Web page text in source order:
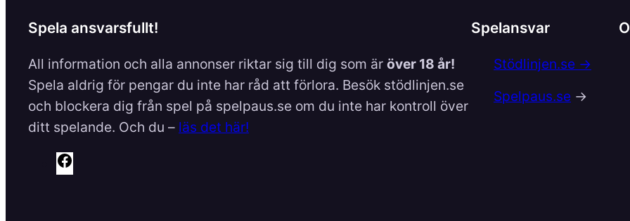
Spela ansvarsfullt!
All information och alla annonser riktar sig till dig som är över 18 år!
Spela aldrig för pengar du inte har råd att förlora. Besök stödlinjen.se
och blockera dig från spel på spelpaus.se om du inte har kontroll över
ditt spelande. Och du – läs det här!
Spelansvar
Stödlinjen.se →
Spelpaus.se →